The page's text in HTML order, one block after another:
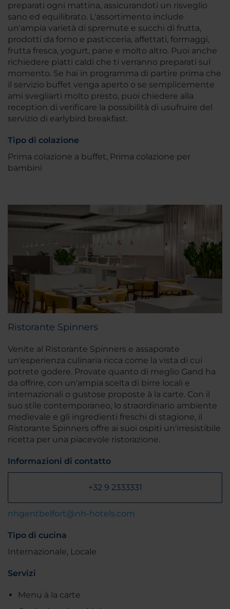
preparati ogni mattina, assicurandoti un risveglio
sano ed equilibrato. L'assortimento include
un'ampia varietà di spremute e succhi di frutta,
prodotti da forno e pasticceria, affettati, formaggi,
frutta fresca, yogurt, pane e molto altro. Puoi anche
richiedere piatti caldi che ti verranno preparati sul
momento. Se hai in programma di partire prima che
il servizio buffet venga aperto o se semplicemente
ami svegliarti molto presto, puoi chiedere alla
reception di verificare la possibilità di usufruire del
servizio di earlybird breakfast.
Tipo di colazione
Prima colazione a buffet, Prima colazione per
bambini
Ristorante Spinners
Venite al Ristorante Spinners e assaporate
un'esperienza culinaria ricca come la vista di cui
potrete godere. Provate quanto di meglio Gand ha
da offrire, con un'ampia scelta di birre locali e
internazionali o gustose proposte à la carte. Con il
suo stile contemporaneo, lo straordinario ambiente
medievale e gli ingredienti freschi di stagione, il
Ristorante Spinners offre ai suoi ospiti un'irresistibile
ricetta per una piacevole ristorazione.
Informazioni di contatto
+32 9 2333331
nhgentbelfort@nh-hotels.com
Tipo di cucina
Internazionale, Locale
Servizi
Menu à la carte